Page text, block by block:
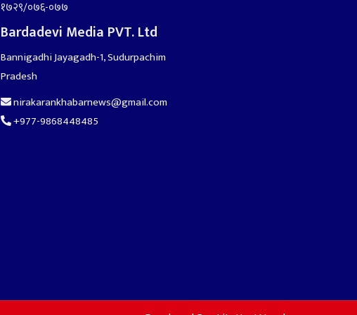
१७२९/०७६-०७७
Bardadevi Media PVT. Ltd
Bannigadhi Jayagadh-1, Sudurpachim
Pradesh
nirakarankhabarnews@gmail.com
+977-9868448485